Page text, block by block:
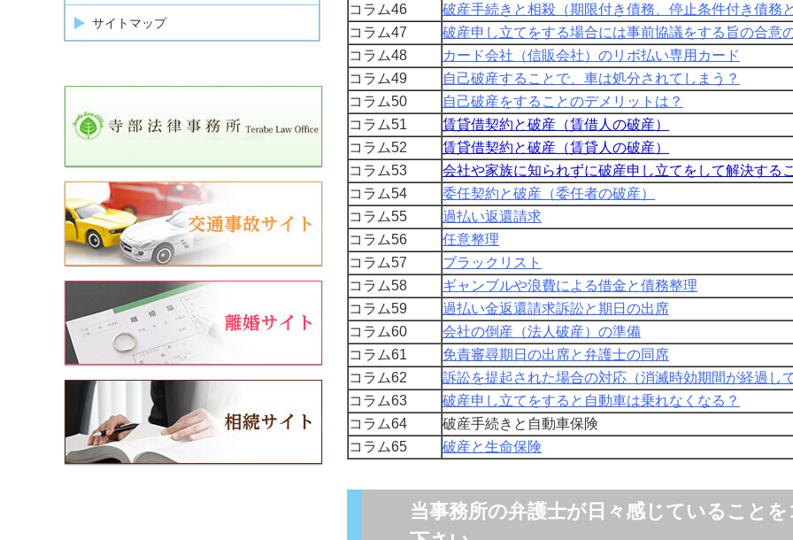
コラム46
破産手続きと相殺（期限付き債務、停止条件付き債務と
コラム47
破産申し立てをする場合には事前協議をする旨の合意
コラム48
カード会社（信販会社）のリボ払い専用カード
コラム49
自己破産することで、車は処分されてしまう？
コラム50
自己破産をすることのデメリットは？
コラム51
賃貸借契約と破産（賃借人の破産）
コラム52
賃貸借契約と破産（賃貸人の破産）
コラム53
会社や家族に知られずに破産申し立てをして解決する
コラム54
委任契約と破産（委任者の破産）
コラム55
過払い返還請求
コラム56
任意整理
コラム57
ブラックリスト
コラム58
ギャンブルや浪費による借金と債務整理
コラム59
過払い金返還請求訴訟と期日の出席
コラム60
会社の倒産（法人破産）の準備
コラム61
免責審尋期日の出席と弁護士の同席
コラム62
訴訟を提起された場合の対応（消滅時効期間が経過し
コラム63
破産申し立てをすると自動車は乗れなくなる？
コラム64
破産手続きと自動車保険
コラム65
破産と生命保険
当事務所の弁護士が日々感じていること
サイトマップ